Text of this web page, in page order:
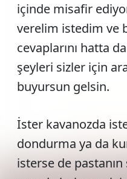
içinde misafir
verelim istedim ve
cevaplarını hatta
şeyleri sizler için
buyursun gelsin.
İster kavanozda
dondurma ya da
isterse de pastanın